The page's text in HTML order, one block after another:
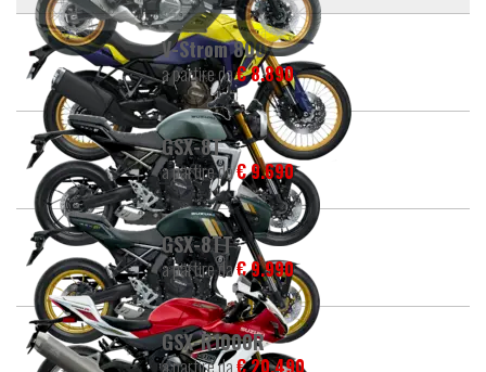
V-Strom 800
a partire da€ 8.890
GSX-8T
a partire da€ 9.690
GSX-8TT
a partire da€ 9.990
GSX-R1000R
a partire da€ 20.490